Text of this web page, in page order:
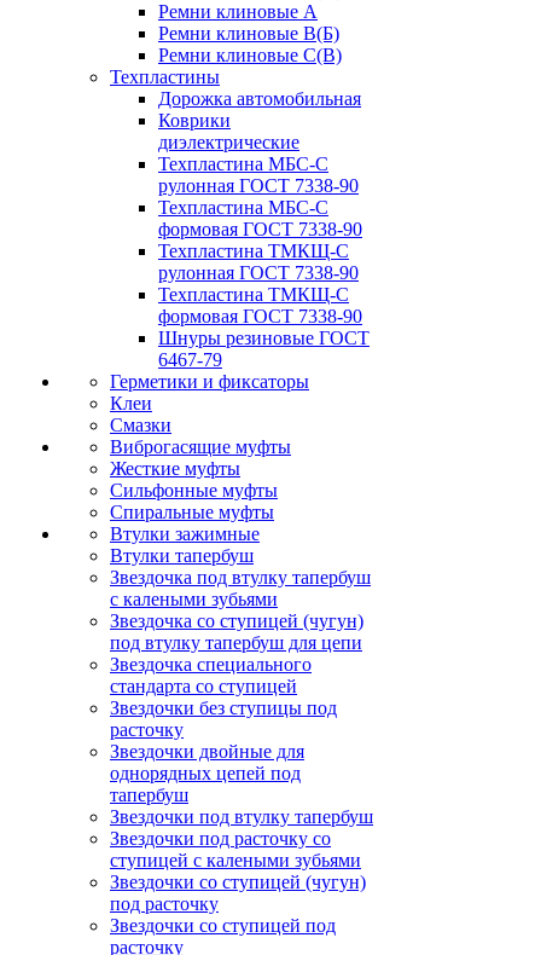
Ремни клиновые А
Ремни клиновые В(Б)
Ремни клиновые С(В)
Техпластины
Дорожка автомобильная
Коврики
диэлектрические
Техпластина МБС-С
рулонная ГОСТ 7338-90
Техпластина МБС-С
формовая ГОСТ 7338-90
Техпластина ТМКЩ-С
рулонная ГОСТ 7338-90
Техпластина ТМКЩ-С
формовая ГОСТ 7338-90
Шнуры резиновые ГОСТ
6467-79
Герметики и фиксаторы
Клеи
Смазки
Виброгасящие муфты
Жесткие муфты
Сильфонные муфты
Спиральные муфты
Втулки зажимные
Втулки тапербуш
Звездочка под втулку тапербуш
c калеными зубьями
Звездочка со ступицей (чугун)
под втулку тапербуш для цепи
Звездочка специального
стандарта со ступицей
Звездочки без ступицы под
расточку
Звездочки двойные для
однорядных цепей под
тапербуш
Звездочки под втулку тапербуш
Звездочки под расточку со
ступицей с калеными зубьями
Звездочки со ступицей (чугун)
под расточку
Звездочки со ступицей под
расточку